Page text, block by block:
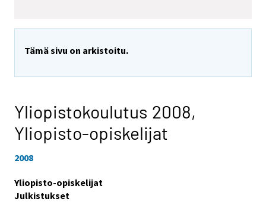
Tämä sivu on arkistoitu.
Yliopistokoulutus 2008,
Yliopisto-opiskelijat
2008
Yliopisto-opiskelijat
Julkistukset